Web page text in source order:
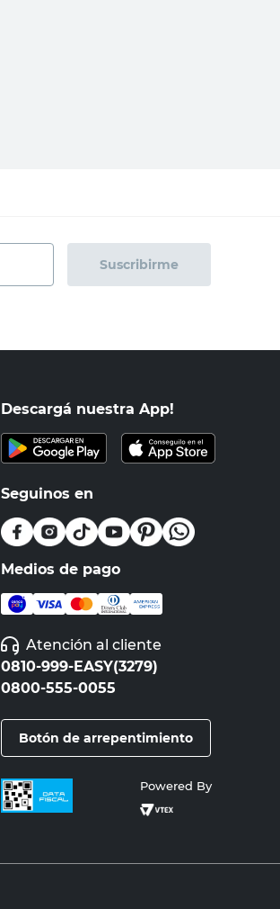
Suscribirme
Descargá nuestra App!
Seguinos en
Medios de pago
Atención al cliente
0810-999-EASY(3279)
0800-555-0055
Botón de arrepentimiento
Powered By